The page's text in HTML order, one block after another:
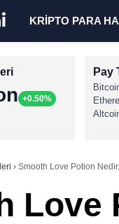
KRİPTO PARA
+0.50%
Pay
› Smooth Love Potion
Love